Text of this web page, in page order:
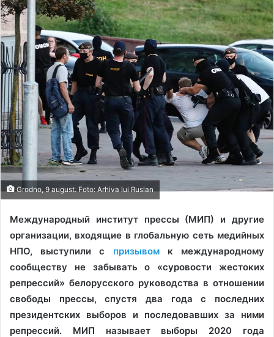
Grodno, 9 august. Foto: Arhiva lui Ruslan
Международный институт прессы (МИП) и другие
организации, входящие в глобальную сеть медийных
НПО, выступили с призывомк международному
сообществу не забывать о «суровости жестоких
репрессий» белорусского руководства в отношении
свободы прессы, спустя два года с последних
президентских выборов и последовавших за ними
репрессий. МИП называет выборы 2020 года